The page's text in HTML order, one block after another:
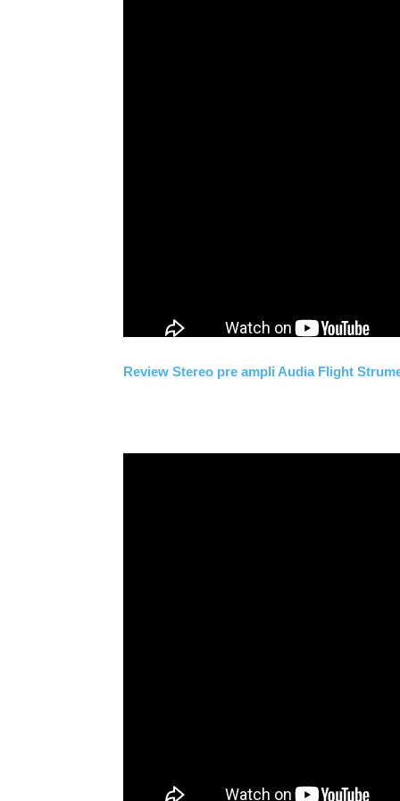
Review Stereo pre ampli Audia Flight